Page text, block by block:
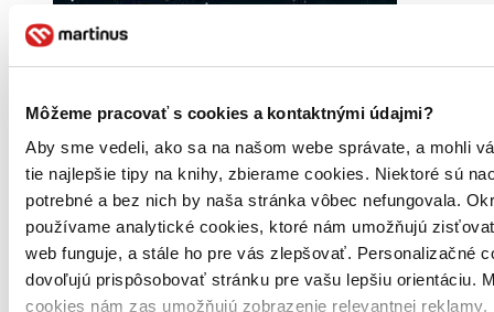
Môžeme pracovať s cookies a kontaktnými údajmi?
Aby sme vedeli, ako sa na našom webe správate, a mohli
tie najlepšie tipy na knihy, zbierame cookies. Niektoré sú
potrebné a bez nich by naša stránka vôbec nefungovala.
používame analytické cookies, ktoré nám umožňujú
web funguje, a stále ho pre vás zlepšovať. Personalizačné
dovoľujú prispôsobovať stránku pre vašu lepšiu orientáciu.
cookies nám zas umožňujú zobrazenie relevantnej reklamy.